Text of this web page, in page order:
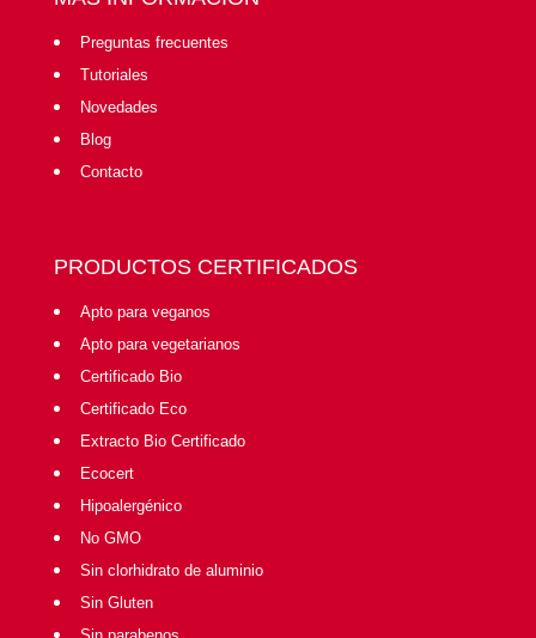
Preguntas frecuentes
Tutoriales
Novedades
Blog
Contacto
PRODUCTOS CERTIFICADOS
Apto para veganos
Apto para vegetarianos
Certificado Bio
Certificado Eco
Extracto Bio Certificado
Ecocert
Hipoalergénico
No GMO
Sin clorhidrato de aluminio
Sin Gluten